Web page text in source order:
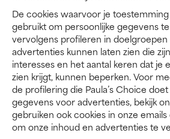
De cookies waarvoor je
gebruikt om persoonlijke gegevens
vervolgens profileren in
advertenties kunnen laten zien die
interesses en het aantal keren dat je
zien krijgt, kunnen beperken. Voor
de profilering die Paula’s Choice
gegevens voor advertenties, bekijk
gebruiken ook cookies in onze
om onze inhoud en advertenties te